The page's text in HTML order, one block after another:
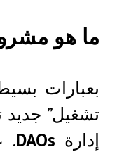
ما هو
بعبارات
تشغيل” جديد
إدارة DAOs
.